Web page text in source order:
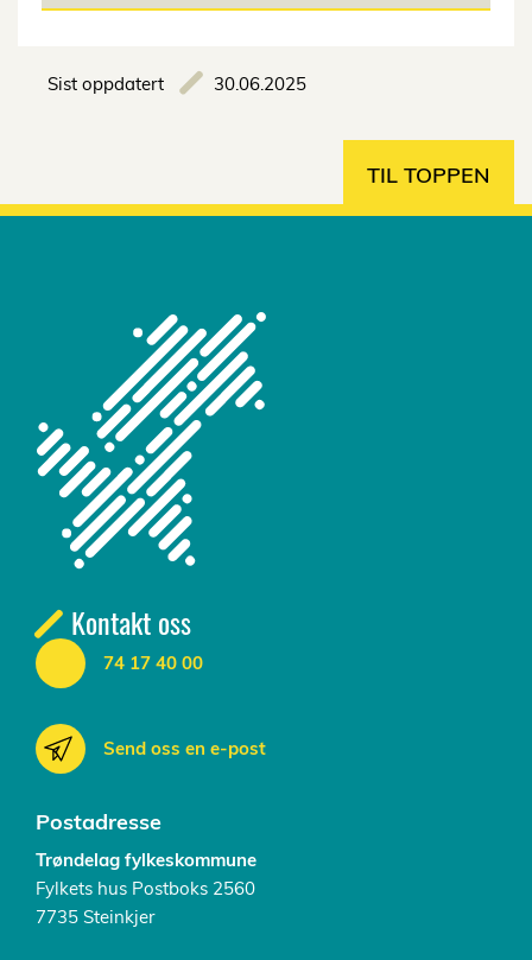
Sist oppdatert 30.06.2025
TIL TOPPEN
Kontakt oss
74 17 40 00
Send oss en e-post
Postadresse
Trøndelag fylkeskommune
Fylkets hus Postboks 2560
7735 Steinkjer